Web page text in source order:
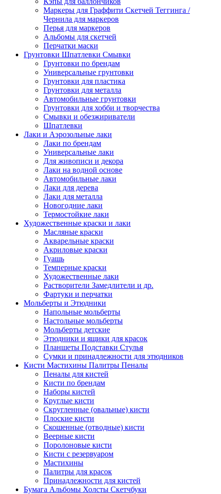
Маркеры для Граффити Скетчей Теггинга /
Чернила для маркеров
Перья для маркеров
Альбомы для скетчей
Перчатки маски
Грунтовки Шпатлевки Смывки
Грунтовки по брендам
Универсальные грунтовки
Грунтовки для пластика
Грунтовки для металла
Автомобильные грунтовки
Грунтовки для хобби и творчества
Смывки и обезжириватели
Шпатлевки
Лаки и Аэрозольные лаки
Лаки по брендам
Универсальные лаки
Для живописи и декора
Лаки на водной основе
Автомобильные лаки
Лаки для дерева
Лаки для металла
Новогодние лаки
Термостойкие лаки
Художественные краски и лаки
Масляные краски
Акварельные краски
Акриловые краски
Гуашь
Темперные краски
Художественные лаки
Растворители Замедлители и др.
Фартуки и перчатки
Мольберты и Этюдники
Напольные мольберты
Настольные мольберты
Мольберты детские
Этюдники и ящики для красок
Планшеты Подставки Стулья
Сумки и принадлежности для этюдников
Кисти Мастихины Палитры Пеналы
Пеналы для кистей
Кисти по брендам
Наборы кистей
Круглые кисти
Скругленные (овальные) кисти
Плоские кисти
Скошенные (отводные) кисти
Веерные кисти
Поролоновые кисти
Кисти с резервуаром
Мастихины
Палитры для красок
Принадлежности для кистей
Бумага Альбомы Холсты Скетчбуки